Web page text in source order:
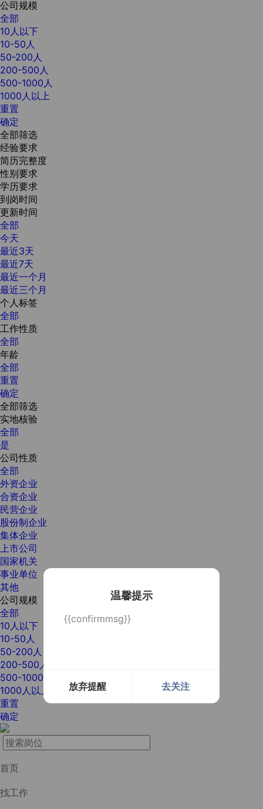
温馨提示
{{confirmmsg}}
放弃提醒 去关注
公司规模
全部
10人以下
10-50人
50-200人
200-500人
500-1000人
1000人以上
重置
确定
全部筛选
经验要求
简历完整度
性别要求
学历要求
到岗时间
更新时间
全部
今天
最近3天
最近7天
最近一个月
最近三个月
个人标签
全部
工作性质
全部
年龄
全部
重置
确定
全部筛选
实地核验
全部
是
公司性质
全部
外资企业
合资企业
民营企业
股份制企业
集体企业
上市公司
国家机关
事业单位
其他
公司规模
全部
10人以下
10-50人
50-200人
200-500人
500-1000人
1000人以上
重置
确定
首页
找工作